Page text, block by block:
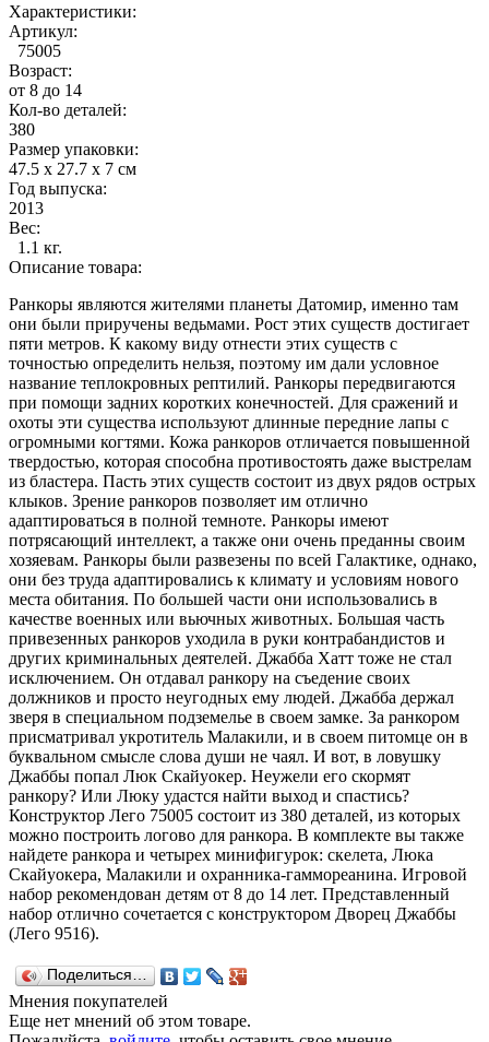
Характеристики:
Артикул:
75005
Возраст:
от 8 до 14
Кол-во деталей:
380
Размер упаковки:
47.5 x 27.7 x 7 см
Год выпуска:
2013
Вес:
1.1 кг.
Описание товара:
Ранкоры являются жителями планеты Датомир, именно там
они были приручены ведьмами. Рост этих существ достигает
пяти метров. К какому виду отнести этих существ с
точностью определить нельзя, поэтому им дали условное
название теплокровных рептилий. Ранкоры передвигаются
при помощи задних коротких конечностей. Для сражений и
охоты эти существа используют длинные передние лапы с
огромными когтями. Кожа ранкоров отличается повышенной
твердостью, которая способна противостоять даже выстрелам
из бластера. Пасть этих существ состоит из двух рядов острых
клыков. Зрение ранкоров позволяет им отлично
адаптироваться в полной темноте. Ранкоры имеют
потрясающий интеллект, а также они очень преданны своим
хозяевам. Ранкоры были развезены по всей Галактике, однако,
они без труда адаптировались к климату и условиям нового
места обитания. По большей части они использовались в
качестве военных или вьючных животных. Большая часть
привезенных ранкоров уходила в руки контрабандистов и
других криминальных деятелей. Джабба Хатт тоже не стал
исключением. Он отдавал ранкору на съедение своих
должников и просто неугодных ему людей. Джабба держал
зверя в специальном подземелье в своем замке. За ранкором
присматривал укротитель Малакили, и в своем питомце он в
буквальном смысле слова души не чаял. И вот, в ловушку
Джаббы попал Люк Скайуокер. Неужели его скормят
ранкору? Или Люку удастся найти выход и спастись?
Конструктор Лего 75005 состоит из 380 деталей, из которых
можно построить логово для ранкора. В комплекте вы также
найдете ранкора и четырех минифигурок: скелета, Люка
Скайуокера, Малакили и охранника-гаммореанина. Игровой
набор рекомендован детям от 8 до 14 лет. Представленный
набор отлично сочетается с конструктором Дворец Джаббы
(Лего 9516).
Поделиться…
Мнения покупателей
Еще нет мнений об этом товаре.